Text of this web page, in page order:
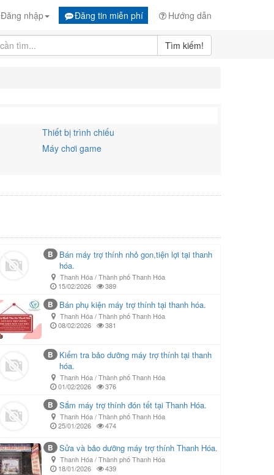
Đăng tin miễn phí Hướng dẫn
Đăng nhập
Tìm kiếm!
Thiết bị trình chiếu
Máy chơi game
B
Bán máy trợ thính nhỏ gon,tiện lợi tại thanh
hóa.
Thanh Hóa / Thành phố Thanh Hóa
15/02/2026
389
B Bán phụ kiện máy trợ thính tại thanh hóa.
Thanh Hóa / Thành phố Thanh Hóa
08/02/2026
381
B
Kiểm tra bảo dưỡng máy trợ thính tại thanh
hóa.
Thanh Hóa / Thành phố Thanh Hóa
01/02/2026
376
B Sắm máy trợ thính đón tết tại Thanh Hóa.
Thanh Hóa / Thành phố Thanh Hóa
25/01/2026
474
B Sửa và bảo dưỡng máy trợ thính Thanh Hóa.
Thanh Hóa / Thành phố Thanh Hóa
18/01/2026
439